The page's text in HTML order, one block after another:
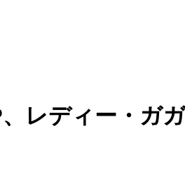
レディー・ガ